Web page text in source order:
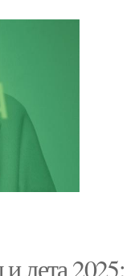
лета 2025: